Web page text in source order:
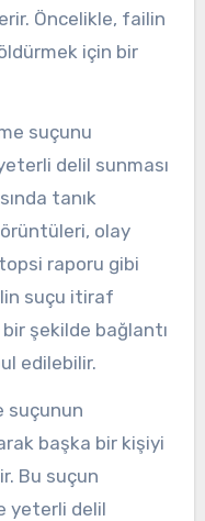
Öncelikle, failin
için bir
suçunu
delil sunması
tanık
olay
raporu gibi
suçu itiraf
şekilde bağlantı
edilebilir.
suçunun
başka bir kişiyi
Bu suçun
yeterli delil